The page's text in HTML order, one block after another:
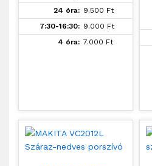
24 óra: 9.500 Ft
7:30-16:30: 9.000 Ft
4 óra: 7.000 Ft